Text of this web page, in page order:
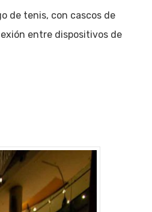
de tenis, con cascos de
entre dispositivos de